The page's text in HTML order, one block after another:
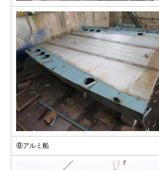
⑧アルミ船